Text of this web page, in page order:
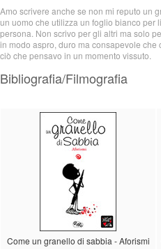
Amo scrivere anche se non mi reputo un
un uomo che utilizza un foglio bianco per
persona. Non scrivo per gli altri ma solo
in modo aspro, duro ma consapevole
ciò che pensavo in un momento vissuto.
Bibliografia/Filmografia
Come un granello di sabbia - Aforismi